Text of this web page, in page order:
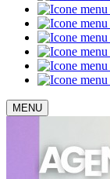
MENU